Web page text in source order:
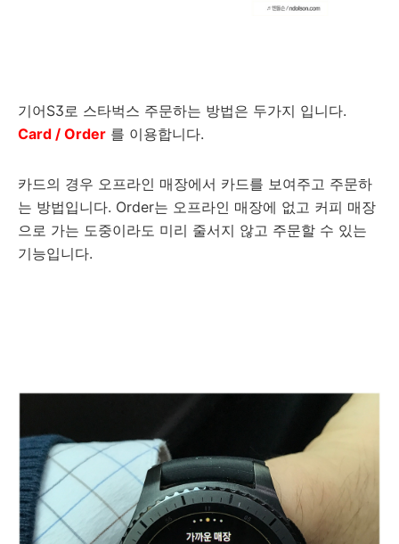
기어S3로 스타벅스 주문하는 방법은 두가지 입니다.
Card / Order 를 이용합니다.
카드의 경우 오프라인 매장에서 카드를 보여주고 주문하
는 방법입니다. Order는 오프라인 매장에 없고 커피 매장
으로 가는 도중이라도 미리 줄서지 않고 주문할 수 있는
기능입니다.